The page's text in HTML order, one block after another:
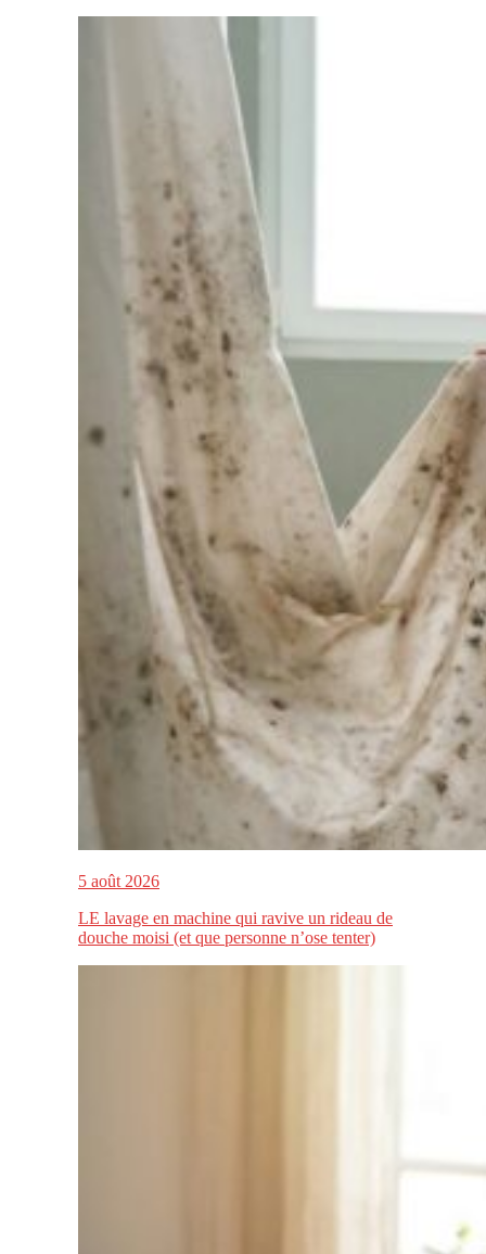
5 août 2026
LE lavage en machine qui ravive un rideau de
douche moisi (et que personne n’ose tenter)